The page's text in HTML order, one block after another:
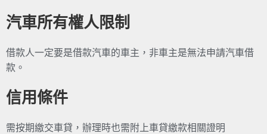
汽車所有權人限制
借款人一定要是借款汽車的車主，非車主是無法申請汽車借
款。
信用條件
需按期繳交車貸，辦理時也需附上車貸繳款相關證明